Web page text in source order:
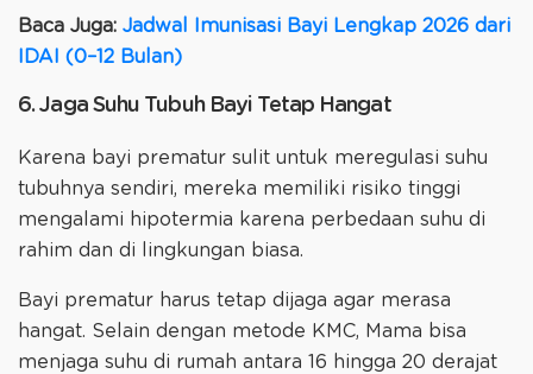
Baca Juga: Jadwal Imunisasi Bayi Lengkap 2026 dari
IDAI (0–12 Bulan)
6. Jaga Suhu Tubuh Bayi Tetap Hangat
Karena bayi prematur sulit untuk meregulasi suhu
tubuhnya sendiri, mereka memiliki risiko tinggi
mengalami hipotermia karena perbedaan suhu di
rahim dan di lingkungan biasa.
Bayi prematur harus tetap dijaga agar merasa
hangat. Selain dengan metode KMC, Mama bisa
menjaga suhu di rumah antara 16 hingga 20 derajat